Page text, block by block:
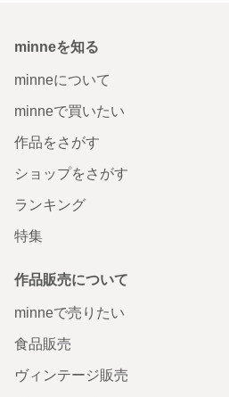
minneを知る
minneについて
minneで買いたい
作品をさがす
ショップをさがす
ランキング
特集
作品販売について
minneで売りたい
食品販売
ヴィンテージ販売